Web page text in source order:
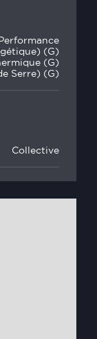
(G)
(G)
Serre) (G)
Collective